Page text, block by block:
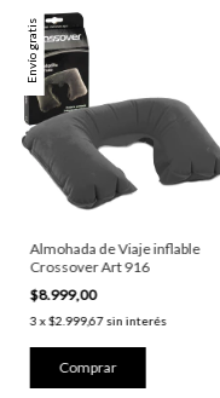
Envío gratis
Almohada de Viaje inflable
Crossover Art 916
$8.999,00
3 x$2.999,67sin interés